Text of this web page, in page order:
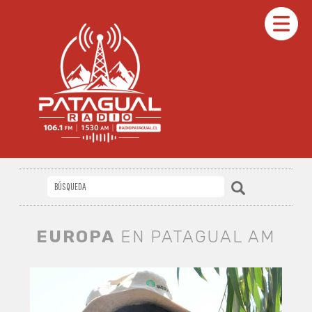
EUROPA EN PATAGUAL AM